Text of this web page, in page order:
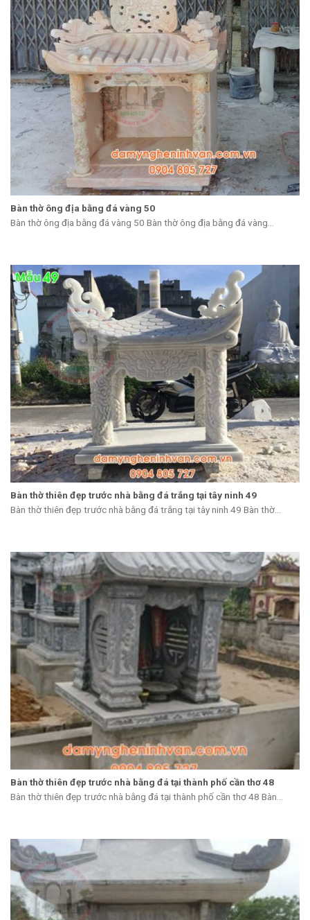
Bàn thờ ông địa bằng đá vàng 50
Bàn thờ ông địa bằng đá vàng 50 Bàn thờ ông địa bằng đá vàng...
Bàn thờ thiên đẹp trước nhà bằng đá trắng tại tây ninh 49
Bàn thờ thiên đẹp trước nhà bằng đá trắng tại tây ninh 49 Bàn thờ...
Bàn thờ thiên đẹp trước nhà bằng đá tại thành phố cần thơ 48
Bàn thờ thiên đẹp trước nhà bằng đá tại thành phố cần thơ 48 Bàn...